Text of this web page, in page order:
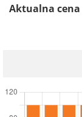
Aktualna cena